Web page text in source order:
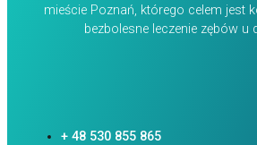
mieście Poznań, którego celem jest
bezbolesne leczenie zębów u
+ 48 530 855 865